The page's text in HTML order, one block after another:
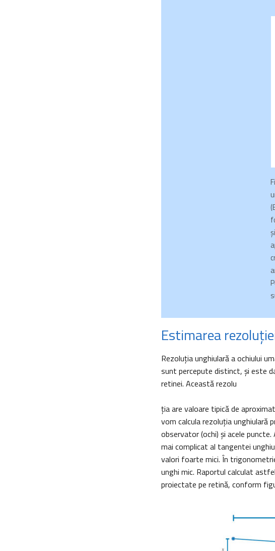
Estimarea
Rezoluţia unghiulară a ochiului
sunt percepute distinct, şi este
retinei. Această rezolu
ţia are valoare tipică de
vom calcula rezoluţia unghiulară
observator (ochi) şi acele
mai complicat al tangentei
valori foarte mici. În
unghi mic. Raportul calculat
proiectate pe retină, conform